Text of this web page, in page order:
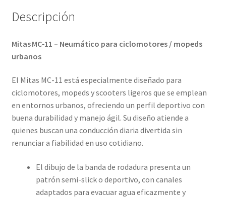
Descripción
Mitas MC‑11 – Neumático para ciclomotores / mopeds
urbanos
El Mitas MC-11 está especialmente diseñado para
ciclomotores, mopeds y scooters ligeros que se emplean
en entornos urbanos, ofreciendo un perfil deportivo con
buena durabilidad y manejo ágil. Su diseño atiende a
quienes buscan una conducción diaria divertida sin
renunciar a fiabilidad en uso cotidiano.
El dibujo de la banda de rodadura presenta un
patrón semi-slick o deportivo, con canales
adaptados para evacuar agua eficazmente y